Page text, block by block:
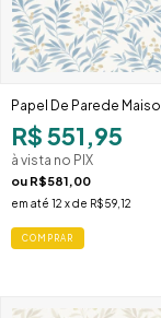
Papel De Parede
R$ 551,95
à vista no PIX
ou R$581,00
em até 12 x de R$59,12